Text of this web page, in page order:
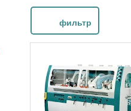
фильтр